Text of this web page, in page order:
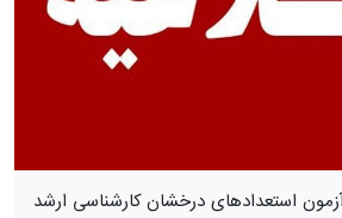
استعدادهای درخشان کارشناسی ارشد